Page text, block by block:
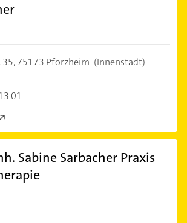
35,75173 Pforzheim (Innenstadt)
01
Sabine Sarbacher Praxis